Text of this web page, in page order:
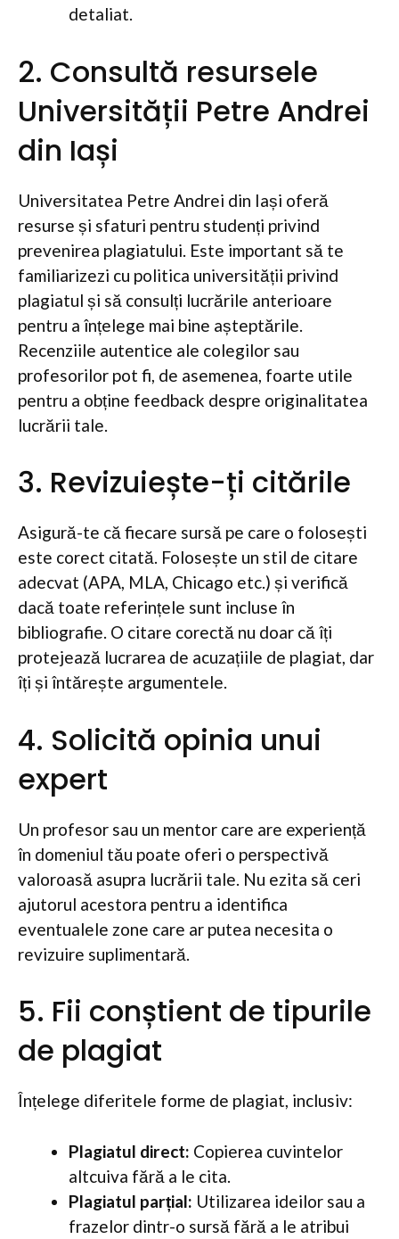
detaliat.
2. Consultă resursele
Universității Petre Andrei
din Iași
Universitatea Petre Andrei din Iași oferă
resurse și sfaturi pentru studenți privind
prevenirea plagiatului. Este important să te
familiarizezi cu politica universității privind
plagiatul și să consulți lucrările anterioare
pentru a înțelege mai bine așteptările.
Recenziile autentice ale colegilor sau
profesorilor pot fi, de asemenea, foarte utile
pentru a obține feedback despre originalitatea
lucrării tale.
3. Revizuiește-ți citările
Asigură-te că fiecare sursă pe care o folosești
este corect citată. Folosește un stil de citare
adecvat (APA, MLA, Chicago etc.) și verifică
dacă toate referințele sunt incluse în
bibliografie. O citare corectă nu doar că îți
protejează lucrarea de acuzațiile de plagiat, dar
îți și întărește argumentele.
4. Solicită opinia unui
expert
Un profesor sau un mentor care are experiență
în domeniul tău poate oferi o perspectivă
valoroasă asupra lucrării tale. Nu ezita să ceri
ajutorul acestora pentru a identifica
eventualele zone care ar putea necesita o
revizuire suplimentară.
5. Fii conștient de tipurile
de plagiat
Înțelege diferitele forme de plagiat, inclusiv:
Plagiatul direct: Copierea cuvintelor
altcuiva fără a le cita.
Plagiatul parțial: Utilizarea ideilor sau a
frazelor dintr-o sursă fără a le atribui